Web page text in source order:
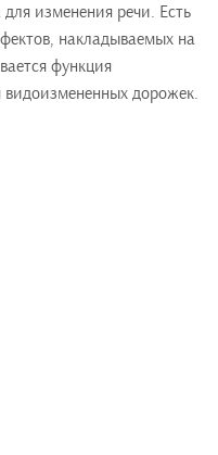
изменения речи. Есть
накладываемых на
функция
видоизмененных дорожек.